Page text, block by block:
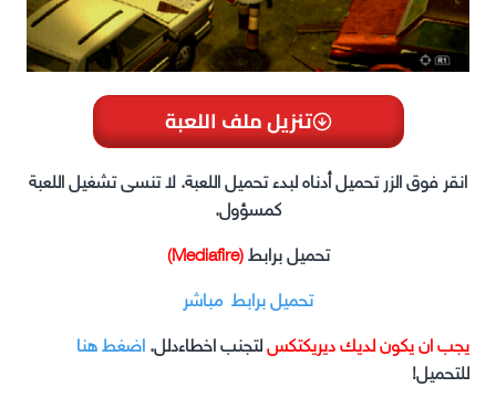
تنزيل ملف اللعبة
انقر فوق الزر تحميل أدناه لبدء تحميل اللعبة. لا تنسى تشغيل اللعبة
كمسؤول.
تحميل برابط(Mediafire)
تحميل برابط مباشر
يجب ان يكون لديك ديريكتكسلتجنب اخطاءدلل.اضغط هنا
للتحميل!